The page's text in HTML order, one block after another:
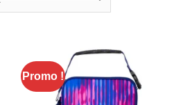
Promo !